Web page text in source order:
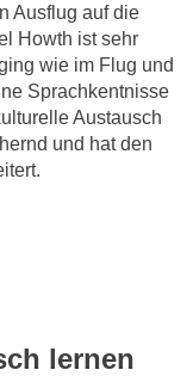
Ausflug auf die
Howth ist sehr
wie im Flug und
Sprachkentnisse
Austausch
und hat den
lernen